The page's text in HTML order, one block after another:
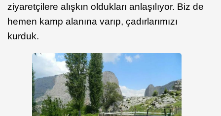
ziyaretçilere alışkın oldukları anlaşılıyor. Biz de
hemen kamp alanına varıp, çadırlarımızı
kurduk.